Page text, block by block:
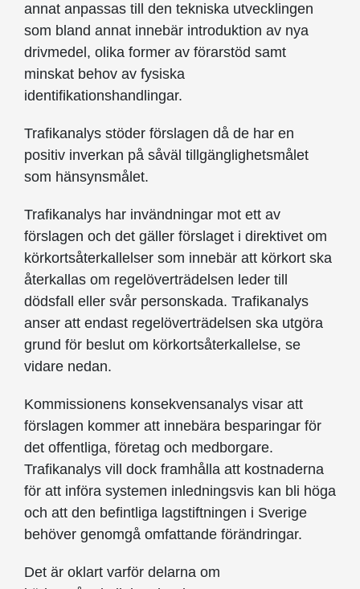
annat anpassas till den tekniska utvecklingen
som bland annat innebär introduktion av nya
drivmedel, olika former av förarstöd samt
minskat behov av fysiska
identifikationshandlingar.
Trafikanalys stöder förslagen då de har en
positiv inverkan på såväl tillgänglighetsmålet
som hänsynsmålet.
Trafikanalys har invändningar mot ett av
förslagen och det gäller förslaget i direktivet om
körkortsåterkallelser som innebär att körkort ska
återkallas om regelöverträdelsen leder till
dödsfall eller svår personskada. Trafikanalys
anser att endast regelöverträdelsen ska utgöra
grund för beslut om körkortsåterkallelse, se
vidare nedan.
Kommissionens konsekvensanalys visar att
förslagen kommer att innebära besparingar för
det offentliga, företag och medborgare.
Trafikanalys vill dock framhålla att kostnaderna
för att införa systemen inledningsvis kan bli höga
och att den befintliga lagstiftningen i Sverige
behöver genomgå omfattande förändringar.
Det är oklart varför delarna om